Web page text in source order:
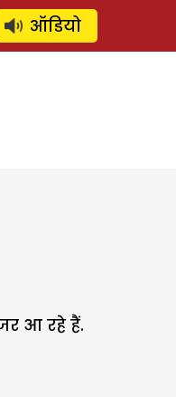
SUBSCRIBE
ऑडियो
आ रहे हैं.